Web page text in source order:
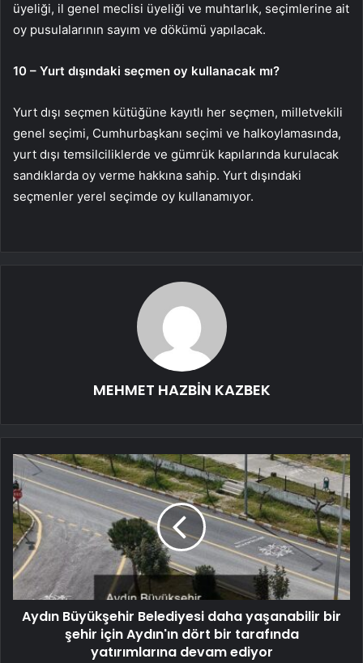
üyeliği, il genel meclisi üyeliği ve muhtarlık, seçimlerine ait
oy pusulalarının sayım ve dökümü yapılacak.
10 – Yurt dışındaki seçmen oy kullanacak mı?
Yurt dışı seçmen kütüğüne kayıtlı her seçmen, milletvekili
genel seçimi, Cumhurbaşkanı seçimi ve halkoylamasında,
yurt dışı temsilciliklerde ve gümrük kapılarında kurulacak
sandıklarda oy verme hakkına sahip. Yurt dışındaki
seçmenler yerel seçimde oy kullanamıyor.
MEHMET HAZBİN KAZBEK
Aydın Büyükşehir Belediyesi daha yaşanabilir bir
şehir için Aydın'ın dört bir tarafında
yatırımlarına devam ediyor